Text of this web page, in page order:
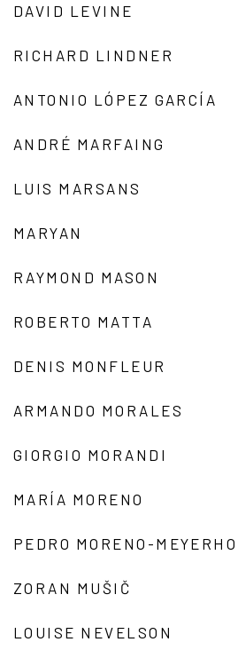
DAVID LEVINE
RICHARD LINDNER
ANTONIO LÓPEZ GARCÍA
ANDRÉ MARFAING
LUIS MARSANS
MARYAN
RAYMOND MASON
ROBERTO MATTA
DENIS MONFLEUR
ARMANDO MORALES
GIORGIO MORANDI
MARÍA MORENO
PEDRO MORENO-
ZORAN MUŠIČ
LOUISE NEVELSON